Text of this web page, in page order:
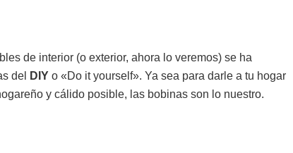
de interior (o exterior, ahora lo veremos) se ha
del
DIY o «Do it yourself». Ya sea para darle a tu hogar
y cálido posible, las bobinas son lo nuestro.